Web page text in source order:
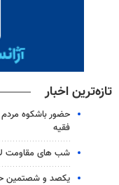
تازه‌ترین اخبار
حضور باشکوه
فقیه
شب های مقاومت
یکصد و شصتمین